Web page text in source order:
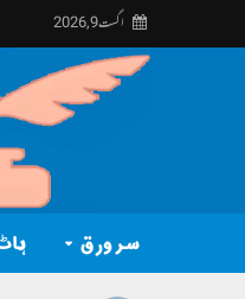
اگست 9, 2026
سر ورق